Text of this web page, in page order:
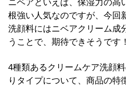
ニベアといえば、保湿力の高
根強い人気なのですが、今回
洗顔料にはニベアクリーム成
うことで、期待できそうです！
4種類あるクリームケア洗顔
りタイプについて、商品の特